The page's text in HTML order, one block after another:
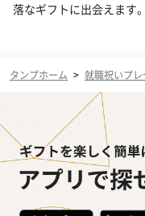
落なギフトに出会えます。
タンプホーム > 就職祝いプ